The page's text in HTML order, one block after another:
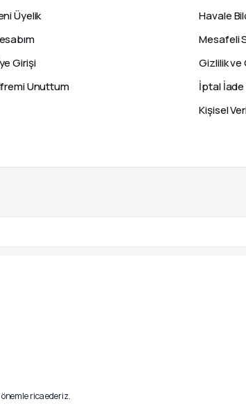
Üyelik
Girişi
Unuttum
Havale
Mesafeli
Gizlilik ve
İptal İade
Kişisel
önemle rica ederiz.